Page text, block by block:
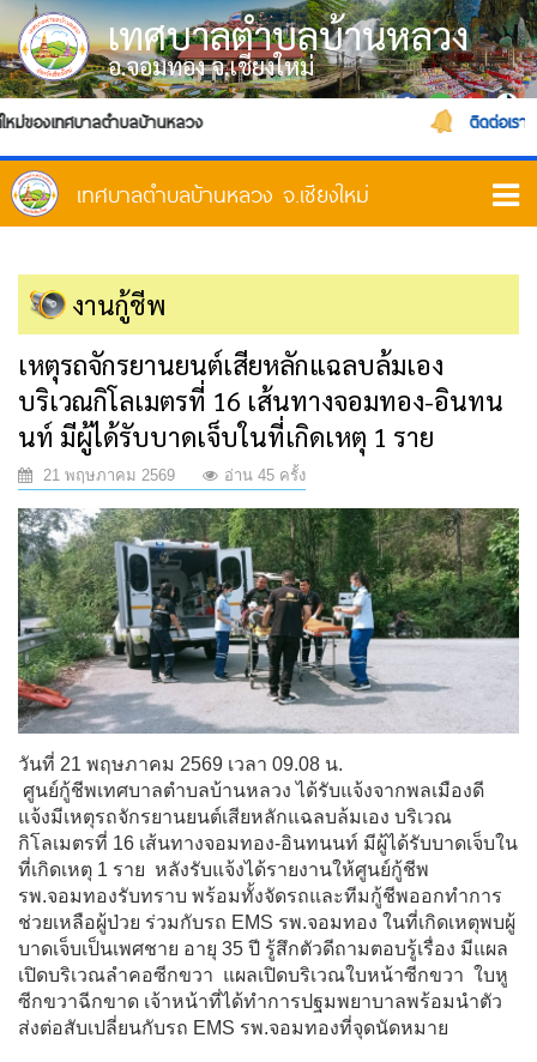
เทศบาลตำบลบ้านหลวง
อ.จอมทอง จ.เชียงใหม่
บาลตำบลบ้านหลวง ติดต่อเรา
งานกู้ชีพ
เหตุรถจักรยานยนต์เสียหลักแฉลบล้มเอง
บริเวณกิโลเมตรที่ 16 เส้นทางจอมทอง-อินทน
นท์ มีผู้ได้รับบาดเจ็บในที่เกิดเหตุ 1 ราย
21 พฤษภาคม 2569 อ่าน 45 ครั้ง
วันที่ 21 พฤษภาคม 2569 เวลา 09.08 น.
แจ้งมีเหตุรถจักรยานยนต์เสียหลักแฉลบล้มเอง บริเวณ
กิโลเมตรที่ 16 เส้นทางจอมทอง-อินทนนท์ มีผู้ได้รับบาดเจ็บใน
ที่เกิดเหตุ 1 ราย  หลังรับแจ้งได้รายงานให้ศูนย์กู้ชีพ
รพ.จอมทองรับทราบ พร้อมทั้งจัดรถและทีมกู้ชีพออกทำการ
ช่วยเหลือผู้ป่วย ร่วมกับรถ EMS รพ.จอมทอง ในที่เกิดเหตุพบผู้
บาดเจ็บเป็นเพศชาย อายุ 35 ปี รู้สึกตัวดีถามตอบรู้เรื่อง มีแผล
เปิดบริเวณลำคอซีกขวา  แผลเปิดบริเวณใบหน้าซีกขวา  ใบหู
ซีกขวาฉีกขาด เจ้าหน้าที่ได้ทำการปฐมพยาบาลพร้อมนำตัว
ส่งต่อสับเปลี่ยนกับรถ EMS รพ.จอมทองที่จุดนัดหมาย